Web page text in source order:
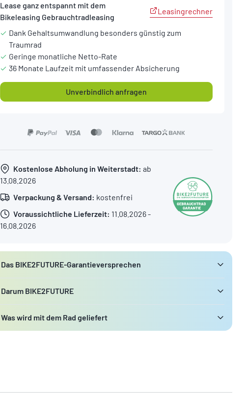
Lease ganz entspannt mit dem
Bikeleasing Gebrauchtradleasing
Leasingrechner
Dank Gehaltsumwandlung besonders günstig zum
Traumrad
Geringe monatliche Netto-Rate
36 Monate Laufzeit mit umfassender Absicherung
Unverbindlich anfragen
Kostenlose Abholung in Weiterstadt: ab
13.08.2026
Verpackung & Versand: kostenfrei
Voraussichtliche Lieferzeit: 11.08.2026 -
16.08.2026
Das BIKE2FUTURE-Garantieversprechen
Darum BIKE2FUTURE
Was wird mit dem Rad geliefert